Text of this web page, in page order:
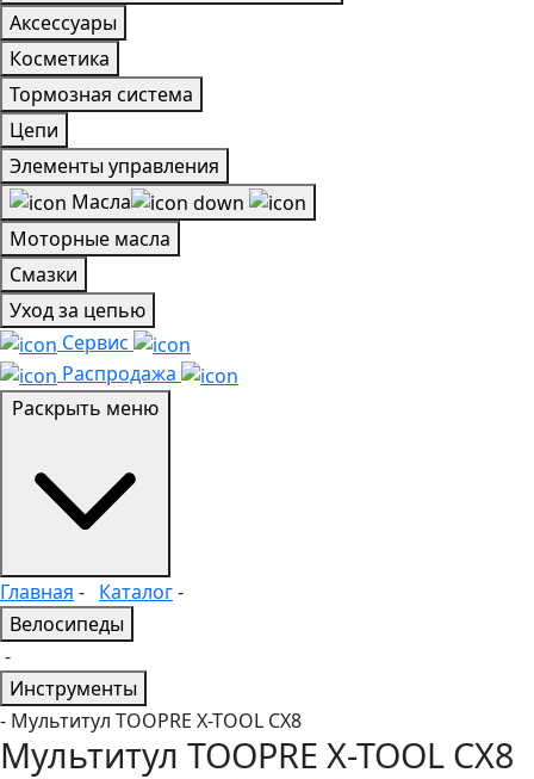
Аксессуары
Косметика
Тормозная система
Цепи
Элементы управления
Масла
Моторные масла
Смазки
Уход за цепью
Сервис
Распродажа
Главная - Каталог-
Велосипеды
-
Инструменты
- Мультитул TOOPRE X-TOOL CX8
Мультитул TOOPRE X-TOOL CX8